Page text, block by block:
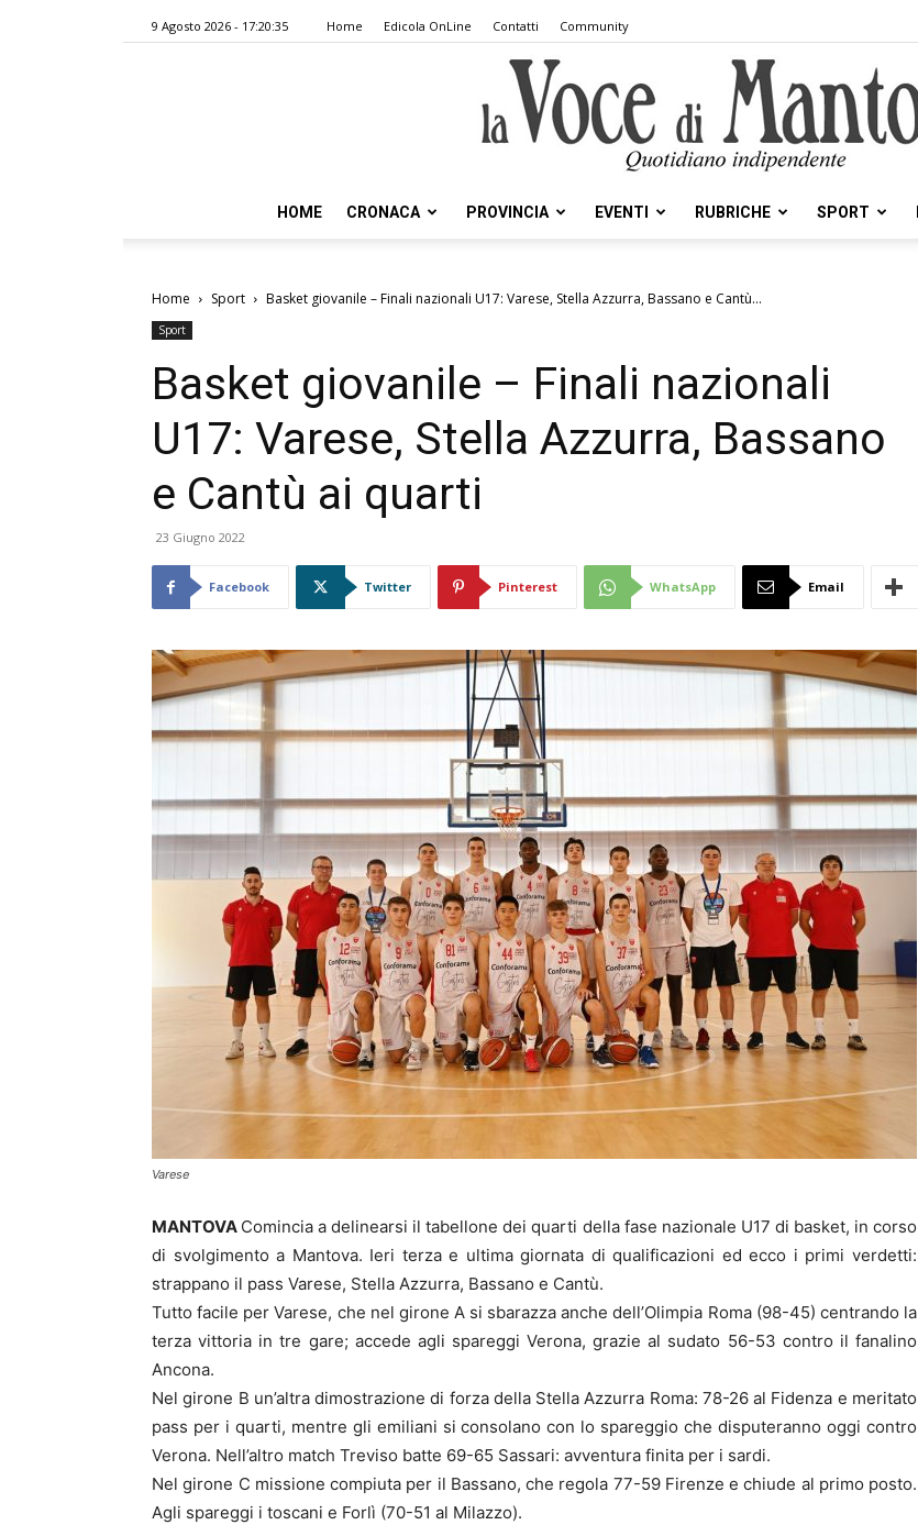
9 Agosto 2026 - 17:20:35 Home Edicola OnLine Contatti Community
Voce
Mantova
HOME CRONACA PROVINCIA EVENTI RUBRICHE SPORT
Home Sport Basket giovanile – Finali nazionali U17: Varese, Stella Azzurra, Bassano e Cantù...
Sport
Basket giovanile – Finali nazionali
U17: Varese, Stella Azzurra, Bassano
e Cantù ai quarti
23 Giugno 2022
Facebook Twitter Pinterest WhatsApp Email
Varese
MANTOVA Comincia a delinearsi il tabellone dei quarti della fase nazionale U17 di basket, in corso
di svolgimento a Mantova. Ieri terza e ultima giornata di qualificazioni ed ecco i primi verdetti:
strappano il pass Varese, Stella Azzurra, Bassano e Cantù.
Tutto facile per Varese, che nel girone A si sbarazza anche dell’Olimpia Roma (98-45) centrando la
terza vittoria in tre gare; accede agli spareggi Verona, grazie al sudato 56-53 contro il fanalino
Ancona.
Nel girone B un’altra dimostrazione di forza della Stella Azzurra Roma: 78-26 al Fidenza e meritato
pass per i quarti, mentre gli emiliani si consolano con lo spareggio che disputeranno oggi contro
Verona. Nell’altro match Treviso batte 69-65 Sassari: avventura finita per i sardi.
Nel girone C missione compiuta per il Bassano, che regola 77-59 Firenze e chiude al primo posto.
Agli spareggi i toscani e Forlì (70-51 al Milazzo).